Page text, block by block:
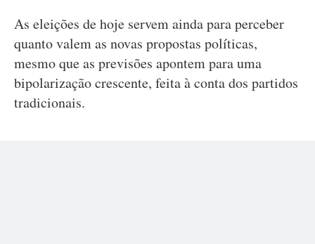
As eleições de hoje servem ainda para perceber
quanto valem as novas propostas políticas,
mesmo que as previsões apontem para uma
bipolarização crescente, feita à conta dos partidos
tradicionais.